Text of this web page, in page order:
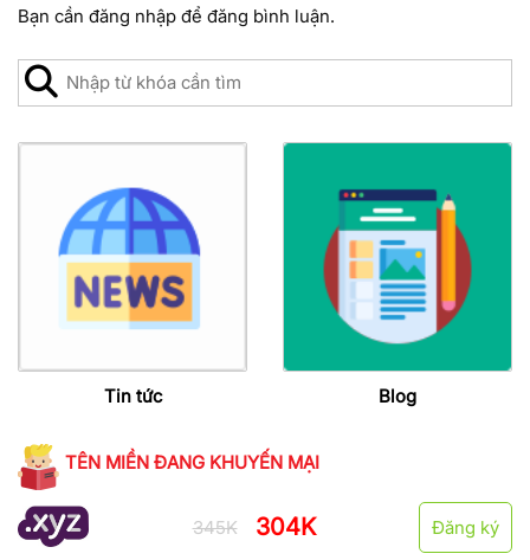
Bạn cần đăng nhập để đăng bình luận.
Tin tức Blog
TÊN MIỀN ĐANG KHUYẾN MẠI
345K 304K Đăng ký